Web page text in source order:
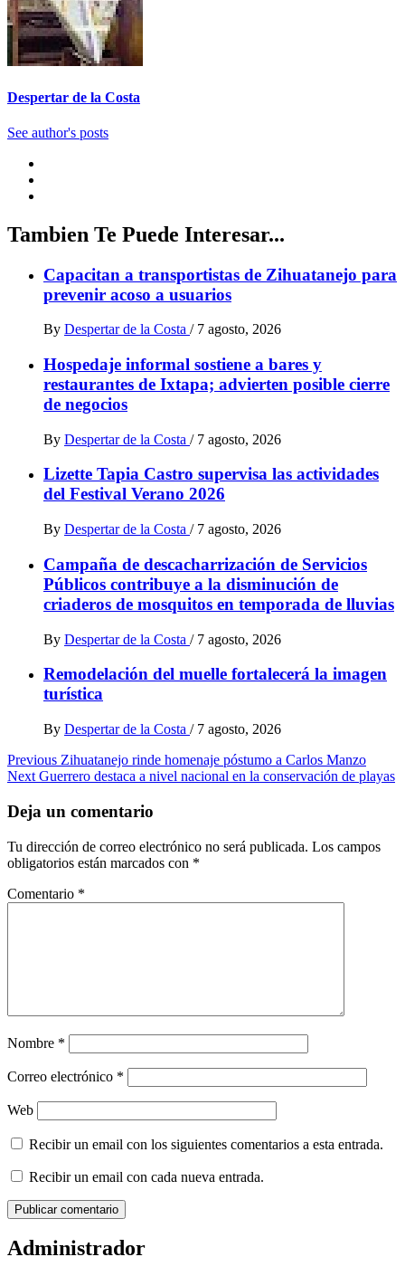
Despertar de la Costa
See author's posts
Tambien Te Puede Interesar...
Capacitan a transportistas de Zihuatanejo para
prevenir acoso a usuarios
By Despertar de la Costa / 7 agosto, 2026
Hospedaje informal sostiene a bares y
restaurantes de Ixtapa; advierten posible cierre
de negocios
By Despertar de la Costa / 7 agosto, 2026
Lizette Tapia Castro supervisa las actividades
del Festival Verano 2026
By Despertar de la Costa / 7 agosto, 2026
Campaña de descacharrización de Servicios
Públicos contribuye a la disminución de
criaderos de mosquitos en temporada de lluvias
By Despertar de la Costa / 7 agosto, 2026
Remodelación del muelle fortalecerá la imagen
turística
By Despertar de la Costa / 7 agosto, 2026
Post
navigation
Previous Zihuatanejo rinde homenaje póstumo a Carlos Manzo
Next Guerrero destaca a nivel nacional en la conservación de playas
Deja un comentario
Tu dirección de correo electrónico no será publicada. Los campos
obligatorios están marcados con *
Comentario *
Nombre *
Correo electrónico *
Web
Recibir un email con los siguientes comentarios a esta entrada.
Recibir un email con cada nueva entrada.
Administrador